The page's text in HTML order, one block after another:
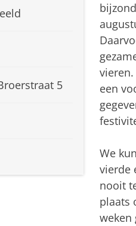
5
een
We
vierde
nooit
plaats
weken